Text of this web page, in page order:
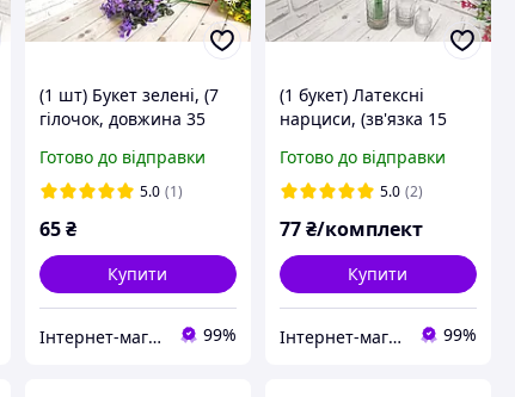
(1 шт) Букет зелені, (7
гілочок, довжина 35
ФІОЛЕТОВИЙ
Готово до відправки
5.0 (1)
65 ₴
Купити
Інтернет-магазин "Хобі-плюс" 99%
(1 букет) Латексні
нарциси, (зв'язка 15
колір на фото
Готово до відправки
5.0 (2)
77₴/комплект
Купити
Інтернет-магазин "Хобі-плюс" 99%